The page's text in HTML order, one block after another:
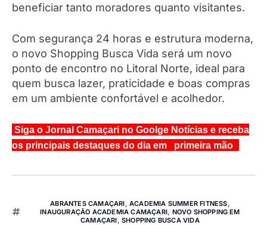
beneficiar tanto moradores quanto visitantes.
Com segurança 24 horas e estrutura moderna,
o novo Shopping Busca Vida será um novo
ponto de encontro no Litoral Norte, ideal para
quem busca lazer, praticidade e boas compras
em um ambiente confortável e acolhedor.
Siga o Jornal Camaçari no Goolge Notícias e receba
os principais destaques do dia em primeira mão
ABRANTES CAMAÇARI ACADEMIA SUMMER FITNESS
INAUGURAÇÃO ACADEMIA CAMAÇARI NOVO SHOPPING EM
CAMAÇARI ,SHOPPING BUSCA VIDA